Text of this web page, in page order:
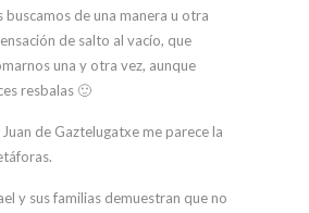
de una manera u otra
de salto al vacío, que
una y otra vez, aunque
resbalas 🙂
Juan de Gaztelugatxe me parece la
y sus familias demuestran que no